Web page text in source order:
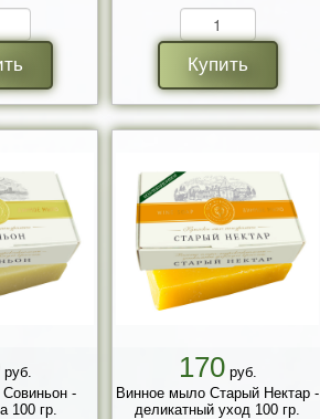
Купить
руб.
-
100 гр.
170руб.
Винное мыло Старый Нектар -
деликатный уход 100 гр.